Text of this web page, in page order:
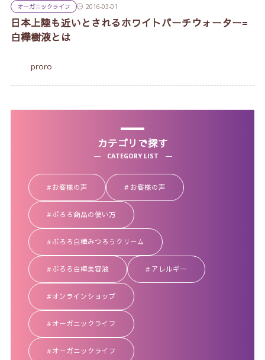
オーガニックライフ 2016-03-01
日本上陸も近いとされるホワイトバーチウォーター=
白樺樹液とは
proro
カテゴリで探す
CATEGORY LIST
お客様の声 お客様の声
ぷろろ商品の使い方
ぷろろ白樺みつろうクリーム
ぷろろ白樺美容液 アレルギー
オンラインショップ
オーガニックライフ
オーガニックライフ